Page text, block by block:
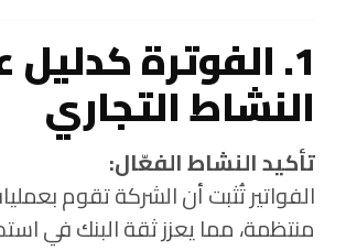
1. الفوترة
النشاط التجاري
تأكيد النشاط الفعّال:
الفواتير تُثبت أن الشركة تقوم
منتظمة، مما يعزز ثقة البنك في